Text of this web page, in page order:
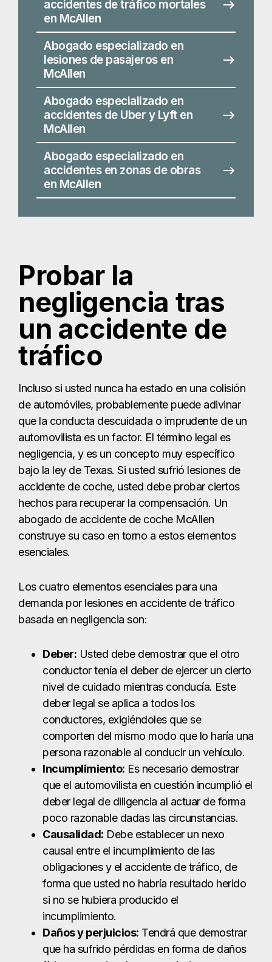
Abogado especializado en
accidentes en zonas de obras
en McAllen
Probar la
negligencia tras
un accidente de
tráfico
de automóviles, probablemente puede adivinar
que la conducta descuidada o imprudente de un
automovilista es un factor. El término legal es
negligencia, y es un concepto muy específico
bajo la ley de Texas. Si usted sufrió lesiones de
accidente de coche, usted debe probar ciertos
abogado de accidente de coche McAllen
construye su caso en torno a estos elementos
esenciales.
Los cuatro elementos esenciales para una
demanda por lesiones en accidente de tráfico
basada en negligencia son:
Deber:Usted debe demostrar que el otro
conductor tenía el deber de ejercer un cierto
nivel de cuidado mientras conducía. Este
conductores, exigiéndoles que se
comporten del mismo modo que lo haría una
persona razonable al conducir un vehículo.
que el automovilista en cuestión incumplió el
deber legal de diligencia al actuar de forma
poco razonable dadas las circunstancias.
Causalidad:Debe establecer un nexo
causal entre el incumplimiento de las
obligaciones y el accidente de tráfico, de
forma que usted no habría resultado herido
si no se hubiera producido el
incumplimiento.
Daños y perjuicios:Tendrá que demostrar
que ha sufrido pérdidas en forma de daños
físicos, emocionales y económicos.
Indemnizaciones
por accidente de
tráfico